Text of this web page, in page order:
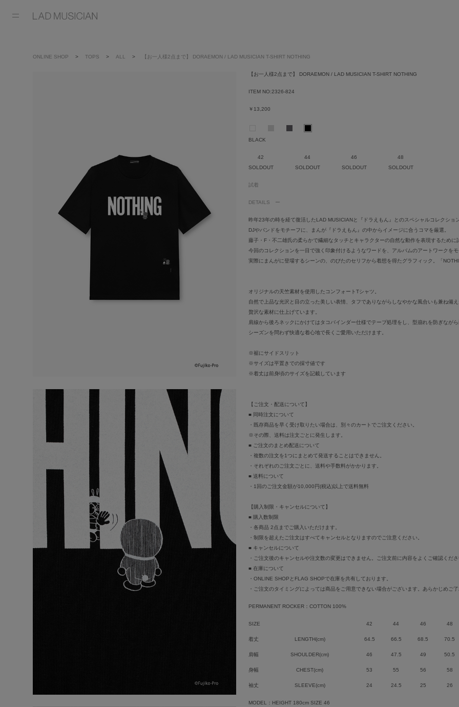
ONLINE SHOP TOPS ALL 【お一人様2点まで】 DORAEMON / LAD MUSICIAN T-SHIRT NOTHING
【お一人様2点まで】 DORAEMON / LAD MUSICIAN T-SHIRT NOTHING
ITEM NO:2326-824
￥13,200
BLACK
42
SOLDOUT
44
SOLDOUT
46
SOLDOUT
48
SOLDOUT
試着
DETAILS
昨年23年の時を経て復活したLAD MUSICIANと『ドラえもん』とのスペシャルコレクショ
DJやバンドをモチーフに、まんが『ドラえもん』の中からイメージに合うコマを厳選。
藤子・F・不二雄氏の柔らかで繊細なタッチとキャラクターの自然な動作を表現するために
今回のコレクションを一目で強く印象付けるようなワードを、アルバムのアートワークを
実際にまんがに登場するシーンの、のびたのセリフから着想を得たグラフィック。「
オリジナルの天竺素材を使用したコンフォートTシャツ。
自然で上品な光沢と目の立った美しい表情、タフでありながらしなやかな風合いも兼ね備え
贅沢な素材に仕上げています。
肩線から後ろネックにかけてはタコバインダー仕様でテープ処理をし、型崩れを防ぎながら
シーズンを問わず快適な着心地で長くご愛用いただけます。
※裾にサイドスリット
※サイズは平置きでの採寸値です
※着丈は前身頃のサイズを記載しています
【ご注文・配送について】
■ 同時注文について
・既存商品を早く受け取りたい場合は、別々のカートでご注文ください。
※その際、送料は注文ごとに発生します。
■ ご注文のまとめ配送について
・複数の注文を1つにまとめて発送することはできません。
・それぞれのご注文ごとに、送料や手数料がかかります。
■ 送料について
・1回のご注文金額が10,000円(税込)以上で送料無料
【購入制限・キャンセルについて】
■ 購入数制限
・各商品 2点までご購入いただけます。
・制限を超えたご注文はすべてキャンセルとなりますのでご注意ください。
■ キャンセルについて
・ご注文後のキャンセルや注文数の変更はできません。ご注文前に内容をよくご確認くださ
■ 在庫について
・ONLINE SHOPとFLAG SHOPで在庫を共有しております。
・ご注文のタイミングによっては商品をご用意できない場合がございます。あらかじめご了
PERMANENT ROCKER：COTTON 100%
SIZE 42 44 46 48
着丈 LENGTH(cm) 64.5 66.5 68.5 70.5
肩幅 SHOULDER(cm) 46 47.5 49 50.5
身幅 CHEST(cm) 53 55 56 58
袖丈 SLEEVE(cm) 24 24.5 25 26
MODEL：HEIGHT 180cm SIZE 46